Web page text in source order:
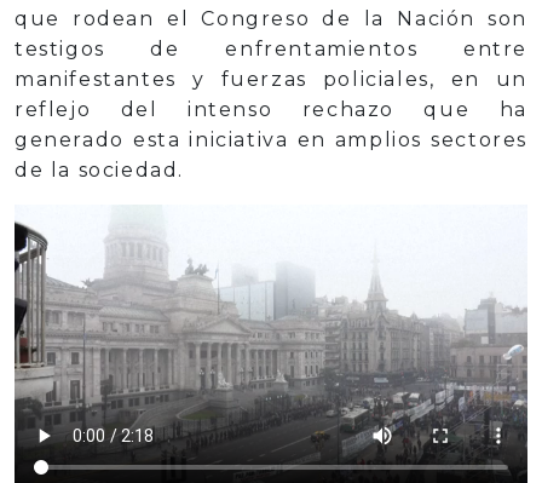
que rodean el Congreso de la Nación son
testigos de enfrentamientos entre
manifestantes y fuerzas policiales, en un
reflejo del intenso rechazo que ha
generado esta iniciativa en amplios sectores
de la sociedad.